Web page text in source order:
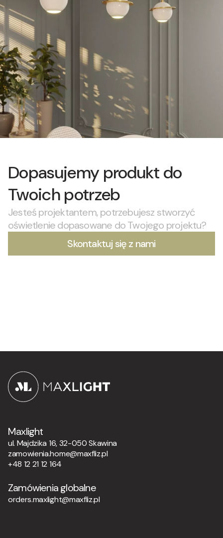
Dopasujemy produkt do
Twoich potrzeb
Jesteś projektantem, potrzebujesz stworzyć
oświetlenie dopasowane do Twojego projektu?
Skontaktuj się z nami
Maxlight
ul. Majdzika 16, 32-050 Skawina
zamowienia.home@maxfliz.pl
+48 12 21 12 164
Zamówienia globalne
orders.maxlight@maxfliz.pl